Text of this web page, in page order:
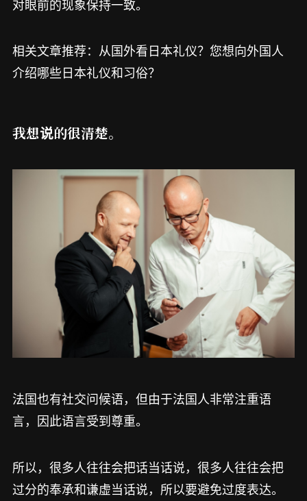
对眼前的现象保持一致。
相关文章推荐：从国外看日本礼仪？您想向外国人
介绍哪些日本礼仪和习俗？
我想说的很清楚。
法国也有社交问候语，但由于法国人非常注重语
言，因此语言受到尊重。
所以，很多人往往会把话当话说，很多人往往会把
过分的奉承和谦虚当话说，所以要避免过度表达。